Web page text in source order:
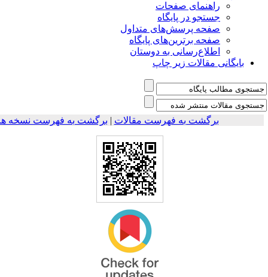
راهنمای صفحات
جستجو در پایگاه
صفحه پرسش‌های متداول
صفحه برترین‌های پایگاه
اطلاع‌رسانی به دوستان
بایگانی مقالات زیر چاپ
برگشت به فهرست مقالات| برگشت به فهرست نسخه ها